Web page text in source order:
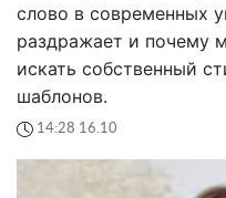
слово в современных
раздражает и почему
искать собственный
шаблонов.
14:28 16.10